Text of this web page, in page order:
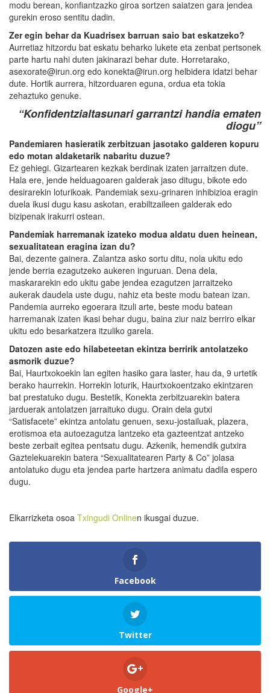
modu berean, konfiantzazko giroa sortzen saiatzen gara jendea
gurekin eroso sentitu dadin.
Zer egin behar da Kuadrisex barruan saio bat eskatzeko?
Aurretiaz hitzordu bat eskatu beharko lukete eta zenbat pertsonek
parte hartu nahi duten jakinarazi behar dute. Horretarako,
asexorate@irun.org edo konekta@irun.org helbidera idatzi behar
dute. Hortik aurrera, hitzorduaren eguna, ordua eta tokia
zehaztuko genuke.
“Konfidentzialtasunari garrantzi handia ematen
diogu”
Pandemiaren hasieratik zerbitzuan jasotako galderen kopuru
edo motan aldaketarik nabaritu duzue?
Ez gehiegi. Gizartearen kezkak berdinak izaten jarraitzen dute.
Hala ere, jende helduagoaren galderak jaso ditugu, bikote edo
desirarekin loturikoak. Pandemiak sexu-grinaren inhibizioa eragin
duela ikusi dugu kasu askotan, erabiltzaileen galderak edo
bizipenak irakurri ostean.
Pandemiak harremanak izateko modua aldatu duen heinean,
sexualitatean eragina izan du?
Bai, dezente gainera. Zalantza asko sortu ditu, nola ukitu edo
jende berria ezagutzeko aukeren inguruan. Dena dela,
maskararekin edo ukitu gabe jendea ezagutzen jarraitzeko
aukerak daudela uste dugu, nahiz eta beste modu batean izan.
Pandemia aurreko egoerara itzuli arte, beste modu batean
harremanak izaten ikasi behar dugu, baina ziur naiz berriro elkar
ukitu edo besarkatzera itzuliko garela.
Datozen aste edo hilabeteetan ekintza berririk antolatzeko
asmorik duzue?
Bai, Haurtxokoekin lan egiten hasiko gara laster, hau da, 9 urtetik
berako haurrekin. Horrekin loturik, Haurtxokoentzako ekintzaren
bat prestatuko dugu. Bestetik, Konekta zerbitzuarekin batera
jarduerak antolatzen jarraituko dugu. Orain dela gutxi
“Satisfacete” ekintza antolatu genuen, sexu-jostailuak, plazera,
erotismoa eta autoezagutza lantzeko eta gazteentzat antzeko
beste zerbait egitea pentsatu dugu. Azkenik, hemendik gutxira
Gaztelekuarekin batera “Sexualitatearen Party & Co” jolasa
antolatuko dugu eta jendea parte hartzera animatu dadila espero
dugu.
Elkarrizketa osoa Txingudi Onlinen ikusgai duzue.
Facebook
Twitter
Google+